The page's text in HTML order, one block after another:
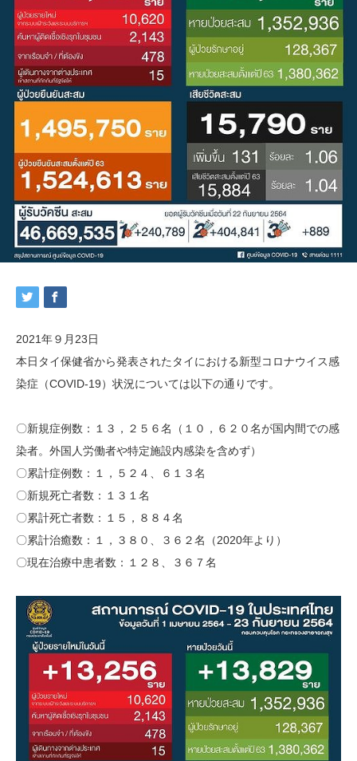
2021年９月23日
本日タイ保健省から発表されたタイにおける新型コロナウイス感
染症（COVID-19）状況については以下の通りです。
〇新規症例数：１３，２５６名（１０，６２０名が国内間での感
染者。外国人労働者や特定施設内感染を含めず）
〇累計症例数：１，５２４、６１３名
〇新規死亡者数：１３１名
〇累計死亡者数：１５，８８４名
〇累計治癒数：１，３８０、３６２名（2020年より）
〇現在治療中患者数：１２８、３６７名